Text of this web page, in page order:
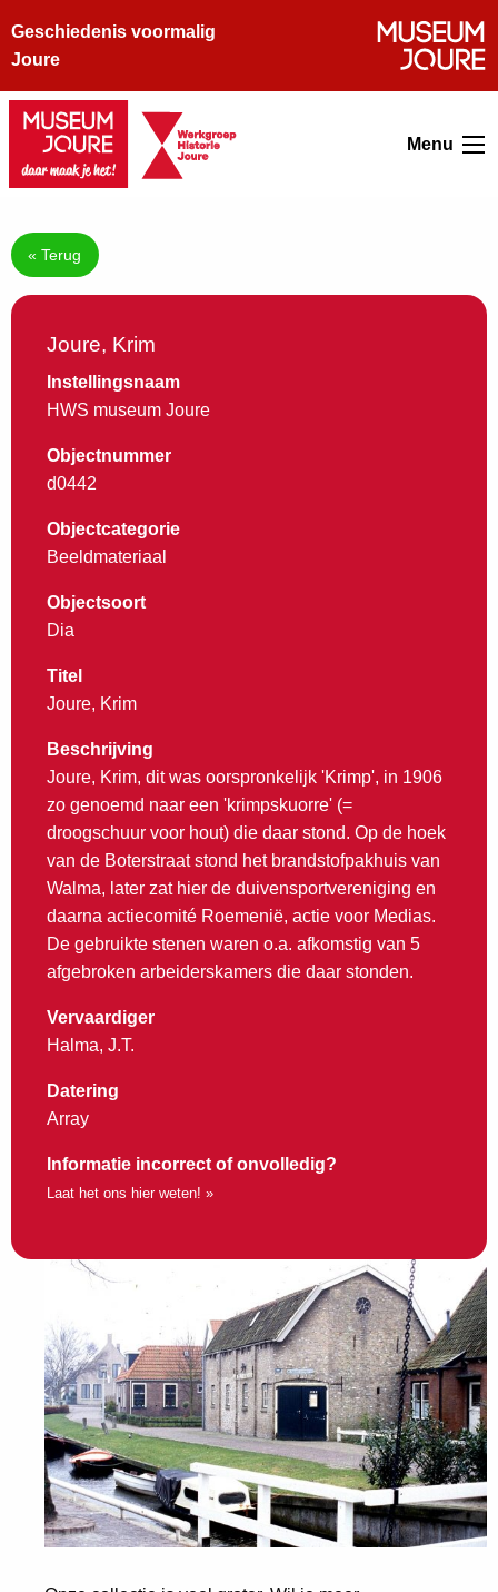
Geschiedenis voormalig
Joure
Menu
« Terug
Joure, Krim
Instellingsnaam
HWS museum Joure
Objectnummer
d0442
Objectcategorie
Beeldmateriaal
Objectsoort
Dia
Titel
Joure, Krim
Beschrijving
Joure, Krim, dit was oorspronkelijk 'Krimp', in 1906
zo genoemd naar een 'krimpskuorre' (=
droogschuur voor hout) die daar stond. Op de hoek
van de Boterstraat stond het brandstofpakhuis van
Walma, later zat hier de duivensportvereniging en
daarna actiecomité Roemenië, actie voor Medias.
De gebruikte stenen waren o.a. afkomstig van 5
afgebroken arbeiderskamers die daar stonden.
Vervaardiger
Halma, J.T.
Datering
Array
Informatie incorrect of onvolledig?
Laat het ons hier weten! »